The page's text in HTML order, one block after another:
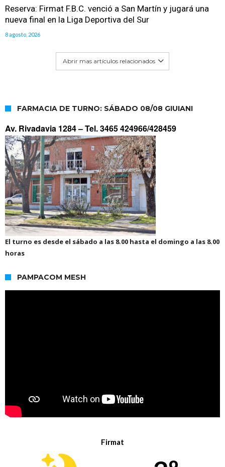
Reserva: Firmat F.B.C. venció a San Martín y jugará una
nueva final en la Liga Deportiva del Sur
8 agosto, 2026
Abrir mas artículos relacionados
FARMACIA DE TURNO: SÁBADO 08/08 GIUIANI
Av. Rivadavia 1284 –Tel. 3465 424966/428459
El turno es desde el sábado a las 8.00 hasta el domingo a las 8.00
horas
PAMPACOM MESH
Firmat